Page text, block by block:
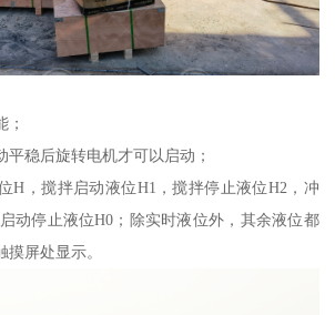
；
平稳后旋转电机才可以启动；
H，搅拌启动液位H1，搅拌停止液位H2，冲
动停止液位H0；除实时液位外，其余液位都
屏处显示。